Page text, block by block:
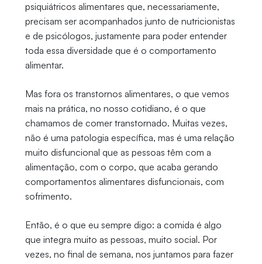
psiquiátricos alimentares que, necessariamente,
precisam ser acompanhados junto de nutricionistas
e de psicólogos, justamente para poder entender
toda essa diversidade que é o comportamento
alimentar.
Mas fora os transtornos alimentares, o que vemos
mais na prática, no nosso cotidiano, é o que
chamamos de comer transtornado. Muitas vezes,
não é uma patologia específica, mas é uma relação
muito disfuncional que as pessoas têm com a
alimentação, com o corpo, que acaba gerando
comportamentos alimentares disfuncionais, com
sofrimento.
Então, é o que eu sempre digo: a comida é algo
que integra muito as pessoas, muito social. Por
vezes, no final de semana, nos juntamos para fazer